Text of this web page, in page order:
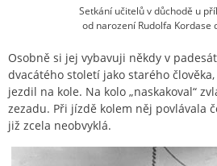
Setkání učitelů v důchodě u
od narození Rudolfa Kordase
Osobně si jej vybavuji někdy v
dvacátého století jako starého
jezdil na kole. Na kolo „naskakoval“
zezadu. Při jízdě kolem něj povlávala
již zcela neobvyklá.